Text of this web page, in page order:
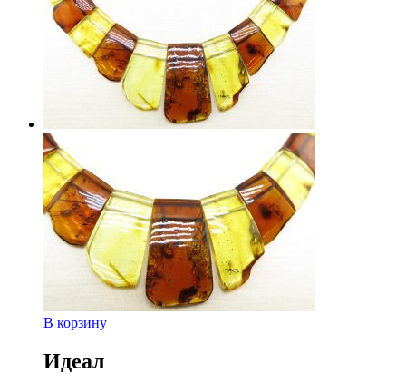
В корзину
Идеал